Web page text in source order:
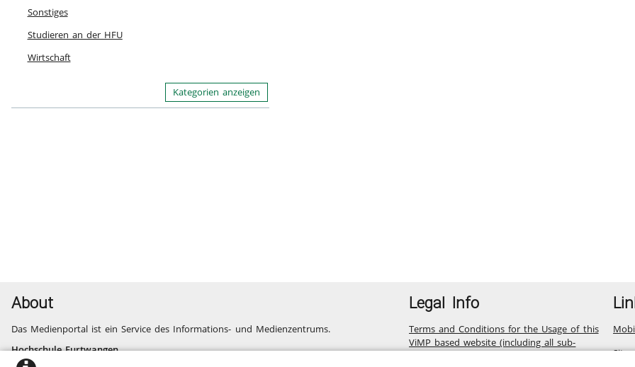
Sonstiges
Studieren an der HFU
Wirtschaft
Kategorien anzeigen
About
Das Medienportal ist ein Service des Informations- und Medienzentrums.
Hochschule Furtwangen
Informatik, Technik, Wirtschaft, Medien, Gesundheit
Legal Info
Terms and Conditions for the Usage of this
ViMP based website (including all sub-